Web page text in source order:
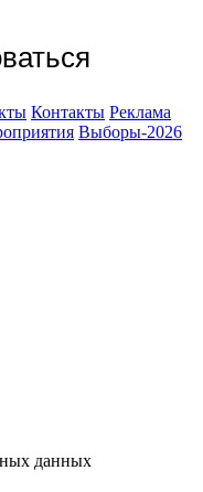
Контакты Реклама
Выборы-2026
данных